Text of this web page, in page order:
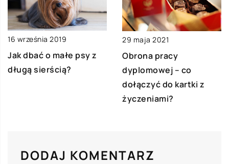
16 września 2019
Jak dbać o małe psy z
długą sierścią?
29 maja 2021
Obrona pracy
dyplomowej – co
dołączyć do kartki z
życzeniami?
DODAJ KOMENTARZ